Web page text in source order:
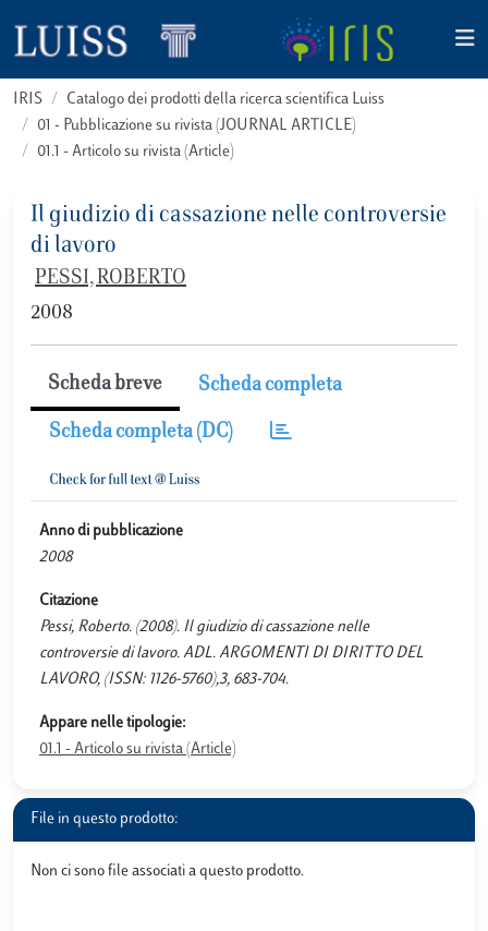
IRIS
Catalogo dei prodotti della ricerca scientifica Luiss
01 - Pubblicazione su rivista (JOURNAL ARTICLE)
01.1 - Articolo su rivista (Article)
Il giudizio di cassazione nelle controversie
di lavoro
PESSI, ROBERTO
2008
Scheda breve Scheda completa
Scheda completa (DC)
Anno di pubblicazione
2008
Citazione
Pessi, Roberto. (2008). Il giudizio di cassazione nelle
controversie di lavoro. ADL. ARGOMENTI DI DIRITTO DEL
LAVORO, (ISSN: 1126-5760),3, 683-704.
Appare nelle tipologie:
01.1 - Articolo su rivista (Article)
File in questo prodotto:
Non ci sono file associati a questo prodotto.